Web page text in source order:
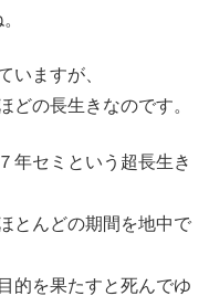
いますが、
どの長生きなのです。
年セミという超長生き
とんどの期間を地中で
的を果たすと死んでゆ